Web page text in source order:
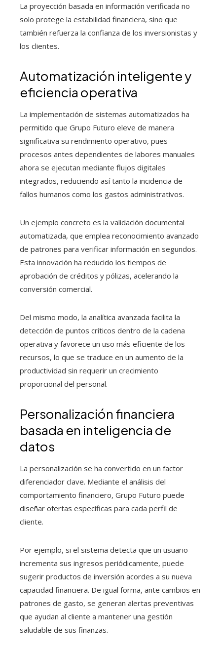
La proyección basada en información verificada no
solo protege la estabilidad financiera, sino que
también refuerza la confianza de los inversionistas y
los clientes.
Automatización inteligente y
eficiencia operativa
La implementación de sistemas automatizados ha
permitido que Grupo Futuro eleve de manera
significativa su rendimiento operativo, pues
procesos antes dependientes de labores manuales
ahora se ejecutan mediante flujos digitales
integrados, reduciendo así tanto la incidencia de
fallos humanos como los gastos administrativos.
Un ejemplo concreto es la validación documental
automatizada, que emplea reconocimiento avanzado
de patrones para verificar información en segundos.
Esta innovación ha reducido los tiempos de
aprobación de créditos y pólizas, acelerando la
conversión comercial.
Del mismo modo, la analítica avanzada facilita la
detección de puntos críticos dentro de la cadena
operativa y favorece un uso más eficiente de los
recursos, lo que se traduce en un aumento de la
productividad sin requerir un crecimiento
proporcional del personal.
Personalización financiera
basada en inteligencia de
datos
La personalización se ha convertido en un factor
diferenciador clave. Mediante el análisis del
comportamiento financiero, Grupo Futuro puede
diseñar ofertas específicas para cada perfil de
cliente.
Por ejemplo, si el sistema detecta que un usuario
incrementa sus ingresos periódicamente, puede
sugerir productos de inversión acordes a su nueva
capacidad financiera. De igual forma, ante cambios en
patrones de gasto, se generan alertas preventivas
que ayudan al cliente a mantener una gestión
saludable de sus finanzas.